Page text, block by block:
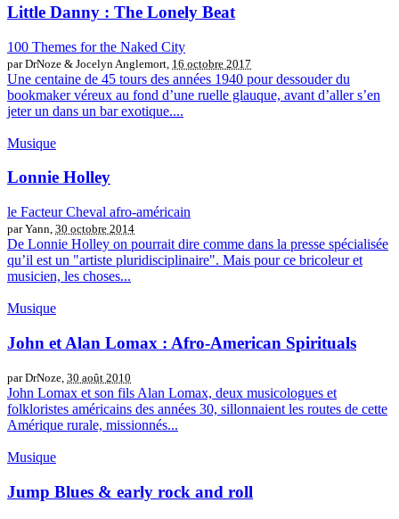
Little Danny : The Lonely Beat
100 Themes for the Naked City
par DrNoze & Jocelyn Anglemort, 16 octobre 2017
Une centaine de 45 tours des années 1940 pour dessouder du
bookmaker véreux au fond d’une ruelle glauque, avant d’aller s’en
jeter un dans un bar exotique....
Musique
Lonnie Holley
le Facteur Cheval afro-américain
par Yann, 30 octobre 2014
De Lonnie Holley on pourrait dire comme dans la presse spécialisée
qu’il est un "artiste pluridisciplinaire". Mais pour ce bricoleur et
musicien, les choses...
Musique
John et Alan Lomax : Afro-American Spirituals
par DrNoze, 30 août 2010
John Lomax et son fils Alan Lomax, deux musicologues et
folkloristes américains des années 30, sillonnaient les routes de cette
Amérique rurale, missionnés...
Musique
Jump Blues & early rock and roll